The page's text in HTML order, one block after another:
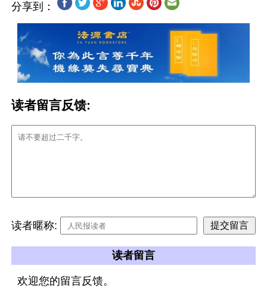
分享到：
读者留言反馈:
读者暱称:
读者留言
欢迎您的留言反馈。